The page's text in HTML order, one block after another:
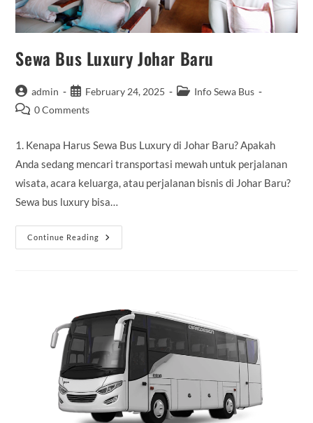
Sewa Bus Luxury Johar Baru
Post
author:
admin
Post
published:
February 24, 2025
PostInfo Sewa Bus
Post0 Comments
1. Kenapa Harus Sewa Bus Luxury di Johar Baru? Apakah
Anda sedang mencari transportasi mewah untuk perjalanan
wisata, acara keluarga, atau perjalanan bisnis di Johar Baru?
Sewa bus luxury bisa…
Continue Reading
Sewa
Bus